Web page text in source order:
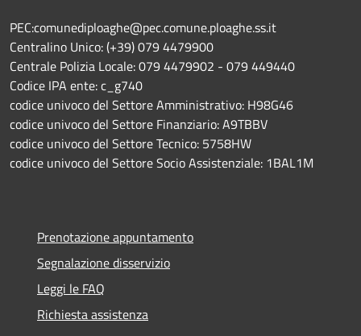
PEC:comunediploaghe@pec.comune.ploaghe.ss.it
Centralino Unico: (+39) 079 4479900
Centrale Polizia Locale: 079 4479902 - 079 449440
Codice IPA ente: c_g740
codice univoco del Settore Amministrativo: H98G46
codice univoco del Settore Finanziario: A9TBBV
codice univoco del Settore Tecnico: 5758HW
codice univoco del Settore Socio Assistenziale: 1BAL1M
Prenotazione appuntamento
Segnalazione disservizio
Leggi le FAQ
Richiesta assistenza